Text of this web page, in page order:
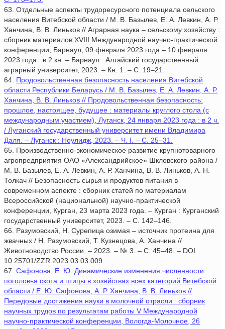
63. Отдельные аспекты трудоресурсного потенциала сельского
населения Витебской области / М. В. Базылев, Е. А. Левкин, А. Р.
Ханчина, В. В. Линьков // Аграрная наука – сельскому хозяйству :
сборник материалов XVIII Международной научно-практической
конференции, Барнаул, 09 февраля 2023 года – 10 февраля
2023 года : в 2 кн. – Барнаул : Алтайский государственный
аграрный университет, 2023. – Кн. 1. – С. 19–21.
64. Продовольственная безопасность населения Витебской
области Республики Беларусь / М. В. Базылев, Е. А. Левкин, А. Р.
Ханчина, В. В. Линьков // Продовольственная безопасность:
прошлое, настоящее, будущее : материалы круглого стола (с
международным участием), Луганск, 24 января 2023 года : в 2 ч.
/ Луганский государственный университет имени Владимира
Даля. – Луганск : Ноулидж, 2023. – Ч. I. – С. 25–31.
65. Производственно-экономическое развитие крупнотоварного
агропредприятия ОАО «Александрийское» Шкловского района /
М. В. Базылев, Е. А. Левкин, А. Р. Ханчина, В. В. Линьков, А. Н.
Толкач // Безопасность сырья и продуктов питания в
современном аспекте : сборник статей по материалам
Всероссийской (национальной) научно-практической
конференции, Курган, 23 марта 2023 года. – Курган : Курганский
государственный университет, 2023. – С. 142–146.
66. Разумовский, Н. Сурепица озимая – источник протеина для
жвачных / Н. Разумовский, Т. Кузнецова, А. Ханчина //
Животноводство России. – 2023. – № 3. – С. 45–48. – DOI
10.25701/ZZR.2023.03.03.009.
67. Сафонова, Е. Ю. Динамические изменения численности
поголовья скота и птицы в хозяйствах всех категорий Витебской
области / Е. Ю. Сафонова, А. Р. Ханчина, В. В. Линьков //
Передовые достижения науки в молочной отрасли : сборник
научных трудов по результатам работы V Международной
научно-практической конференции, Вологда-Молочное, 26